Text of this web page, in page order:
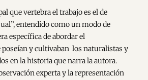
que vertebra el trabajo es el de
entendido como un modo de
específica de abordar el
y cultivaban los naturalistas y
en la historia que narra la autora.
experta y la representación